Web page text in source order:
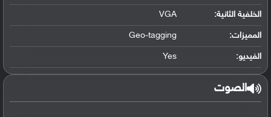
الخلفية الثانية: VGA
المميزات: Geo-tagging
الفيديو: Yes
الصوت